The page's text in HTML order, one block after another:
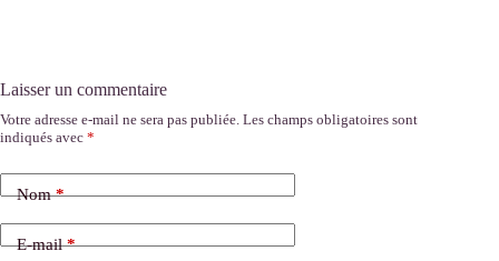
Laisser un commentaire
Votre adresse e-mail ne sera pas publiée. Les champs obligatoires sont
indiqués avec *
Nom*
E-mail*